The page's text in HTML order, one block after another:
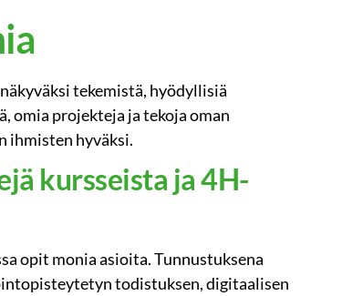
tekemistä, hyödyllisiä
projekteja ja tekoja oman
ihmisten hyväksi.
kursseista ja 4H-
opit monia asioita. Tunnustuksena
todistuksen, digitaalisen